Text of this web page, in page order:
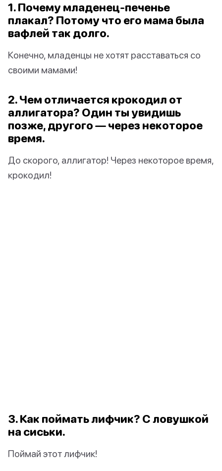
1. Почему младенец-печенье
плакал? Потому что его мама была
вафлей так долго.
Конечно, младенцы не хотят расставаться со
своими мамами!
2. Чем отличается крокодил от
аллигатора? Один ты увидишь
позже, другого — через некоторое
время.
До скорого, аллигатор! Через некоторое время,
крокодил!
3. Как поймать лифчик? С ловушкой
на сиськи.
Поймай этот лифчик!